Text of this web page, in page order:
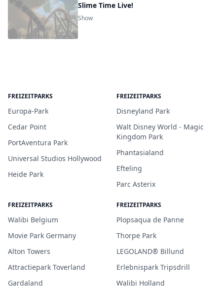
Slime Time Live!
Show
FREIZEITPARKS
Europa-Park
Cedar Point
PortAventura Park
Universal Studios Hollywood
Heide Park
FREIZEITPARKS
Disneyland Park
Walt Disney World - Magic
Kingdom Park
Phantasialand
Efteling
Parc Asterix
FREIZEITPARKS
Walibi Belgium
Movie Park Germany
Alton Towers
Attractiepark Toverland
Gardaland
FREIZEITPARKS
Plopsaqua de Panne
Thorpe Park
LEGOLAND® Billund
Erlebnispark Tripsdrill
Walibi Holland